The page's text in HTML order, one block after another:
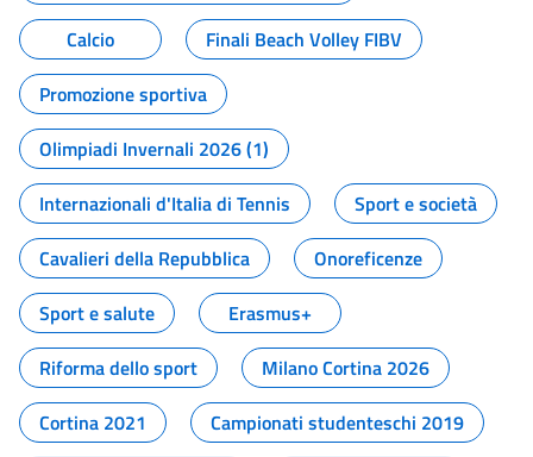
Calcio
Finali Beach Volley FIBV
Promozione sportiva
Olimpiadi Invernali 2026 (1)
Internazionali d'Italia di Tennis
Sport e società
Cavalieri della Repubblica
Onoreficenze
Sport e salute
Erasmus+
Riforma dello sport
Milano Cortina 2026
Cortina 2021
Campionati studenteschi 2019